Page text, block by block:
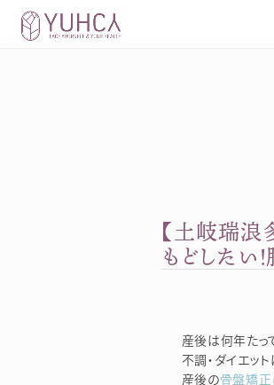
Skip
【土岐瑞
もどしたい
産後は何年たっ
不調・ダイエッ
産後の骨盤矯正